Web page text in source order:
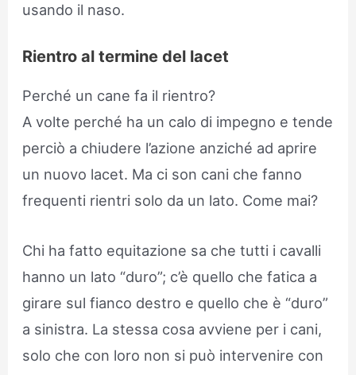
usando il naso.
Rientro al termine del lacet
Perché un cane fa il rientro?
A volte perché ha un calo di impegno e tende
perciò a chiudere l’azione anziché ad aprire
un nuovo lacet. Ma ci son cani che fanno
frequenti rientri solo da un lato. Come mai?
Chi ha fatto equitazione sa che tutti i cavalli
hanno un lato “duro”; c’è quello che fatica a
girare sul fianco destro e quello che è “duro”
a sinistra. La stessa cosa avviene per i cani,
solo che con loro non si può intervenire con